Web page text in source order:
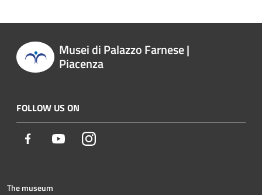
Musei di Palazzo Farnese |
Piacenza
FOLLOW US ON
Facebook YoutubeInstagram
The museum